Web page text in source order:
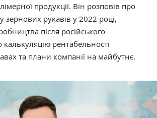
продукції. Він розповів про
зернових рукавів у 2022 році,
після російського
рентабельності
та плани компанії на майбутнє.